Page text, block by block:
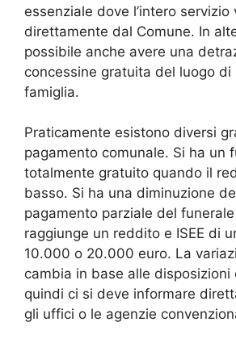
essenziale dove l’intero
direttamente dal Comune. In
possibile anche avere una
concessine gratuita del luogo di
famiglia.
Praticamente esistono diversi
pagamento comunale. Si ha un
totalmente gratuito quando il
basso. Si ha una diminuzione
pagamento parziale del
raggiunge un reddito e ISEE di
10.000 o 20.000 euro. La
cambia in base alle disposizioni
quindi ci si deve informare
gli uffici o le agenzie